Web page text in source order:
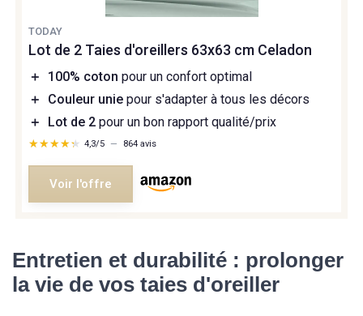
TODAY
Lot de 2 Taies d'oreillers 63x63 cm Celadon
＋ 100% coton pour un confort optimal
＋
Couleur unie pour s'adapter à tous les décors
＋
Lot de 2 pour un bon rapport qualité/prix
★★★★★
★★★★★ 4,3/5 — 864 avis
Voir l'offre
Entretien et durabilité : prolonger
la vie de vos taies d'oreiller